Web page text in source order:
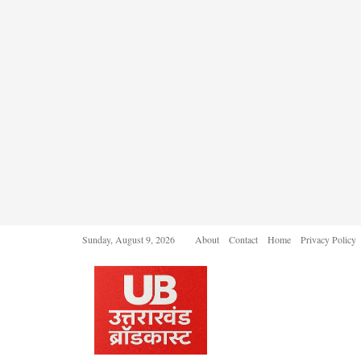
Sunday, August 9, 2026 About Contact Home Privacy Policy